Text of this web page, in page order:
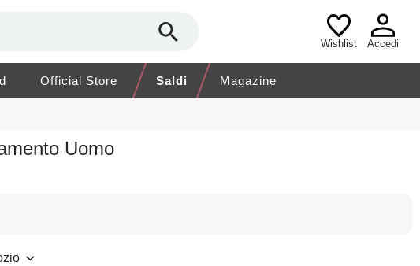
Wishlist Accedi
Official Store Saldi Magazine
Uomo